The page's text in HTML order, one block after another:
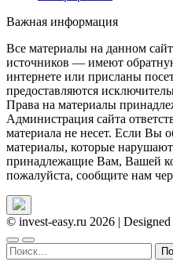
Важная информация
Все материалы на данном
источников — имеют
интернете или присланы
предоставляются
Права на материалы
Администрация сайта
материала не несет. Если Вы
материалы, которые нарушают
принадлежащие Вам, Вашей
пожалуйста, сообщите нам
© invest-easy.ru 2026 |
Найти: